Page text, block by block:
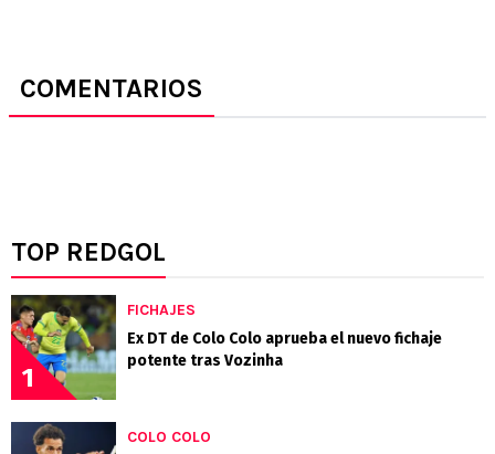
COMENTARIOS
TOP REDGOL
1
FICHAJES
Ex DT de Colo Colo aprueba el nuevo fichaje
potente tras Vozinha
COLO COLO